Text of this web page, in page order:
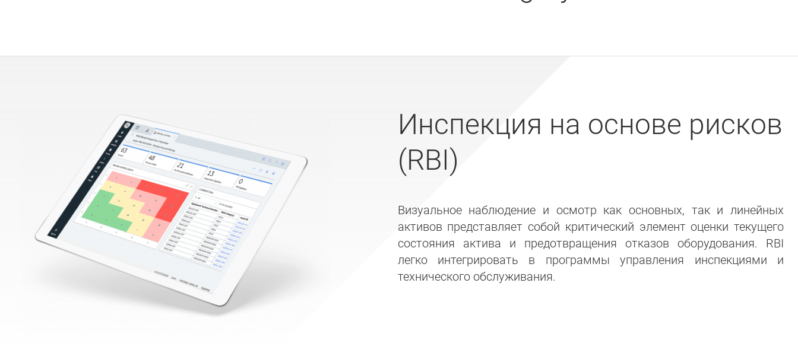
Инспекция на основе рисков
(RBI)
Визуальное наблюдение и осмотр как основных, так и линейных
активов представляет собой критический элемент оценки текущего
состояния актива и предотвращения отказов оборудования. RBI
легко интегрировать в программы управления инспекциями и
технического обслуживания.